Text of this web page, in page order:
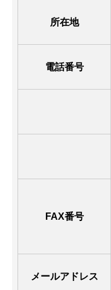
所在地
電話番号
FAX番号
メールアドレス